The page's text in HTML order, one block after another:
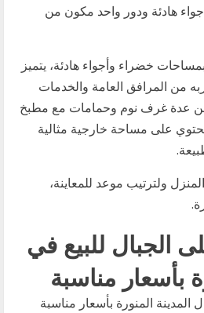
هادئة ودور واحد مكون من
خضراء وأجواء هادئة، يتميز
من المرافق العامة والخدمات
من عدة غرف نوم وحمامات مع مطبخ
على مساحة خارجية مثالية
ولترتيب موعد للمعاينة،
للبيع في
بأسعار مناسبة
المنورة بأسعار مناسبة